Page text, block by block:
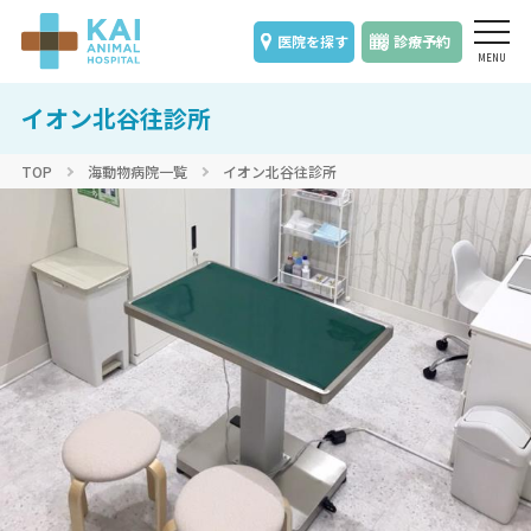
医院を探す 診療予約
イオン北谷往診所
TOP 海動物病院一覧 イオン北谷往診所